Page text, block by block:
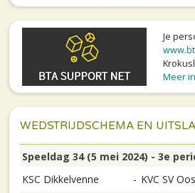
Je
Meer
WEDSTRIJDSCHEMA EN
Speeldag 34 (5 mei 2024) - 3e
KSC Dikkelvenne
- KVC SV